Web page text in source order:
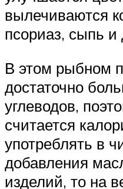
вылечиваются
псориаз, сыпь и
В этом рыбном
достаточно
углеводов,
считается
употреблять в
добавления
изделий, то на